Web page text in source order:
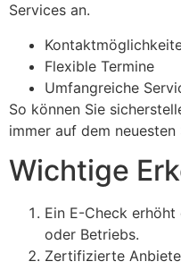
Services an.
Flexible Termine
Umfangreiche
So können Sie
immer auf dem neuesten
Wichtige
Ein E-Check erhöht
oder Betriebs.
Zertifizierte